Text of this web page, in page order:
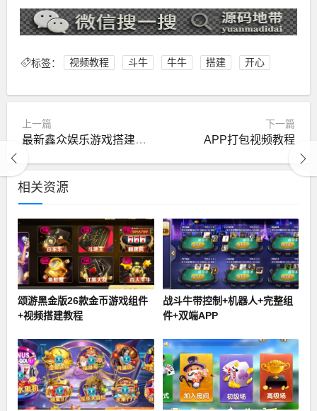
标签： 视频教程 斗牛 牛牛 搭建 开心
上一篇
最新鑫众娱乐游戏搭建视频教程1-7集
下一篇
APP打包视频教程
相关资源
颂游黑金版26款金币游戏组件
+视频搭建教程
战斗牛带控制+机器人+完整组
件+双端APP